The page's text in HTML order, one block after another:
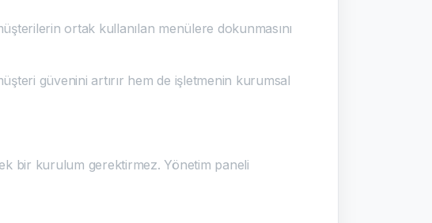
ortak kullanılan menülere dokunmasını
güvenini artırır hem de işletmenin kurumsal
bir kurulum gerektirmez. Yönetim paneli